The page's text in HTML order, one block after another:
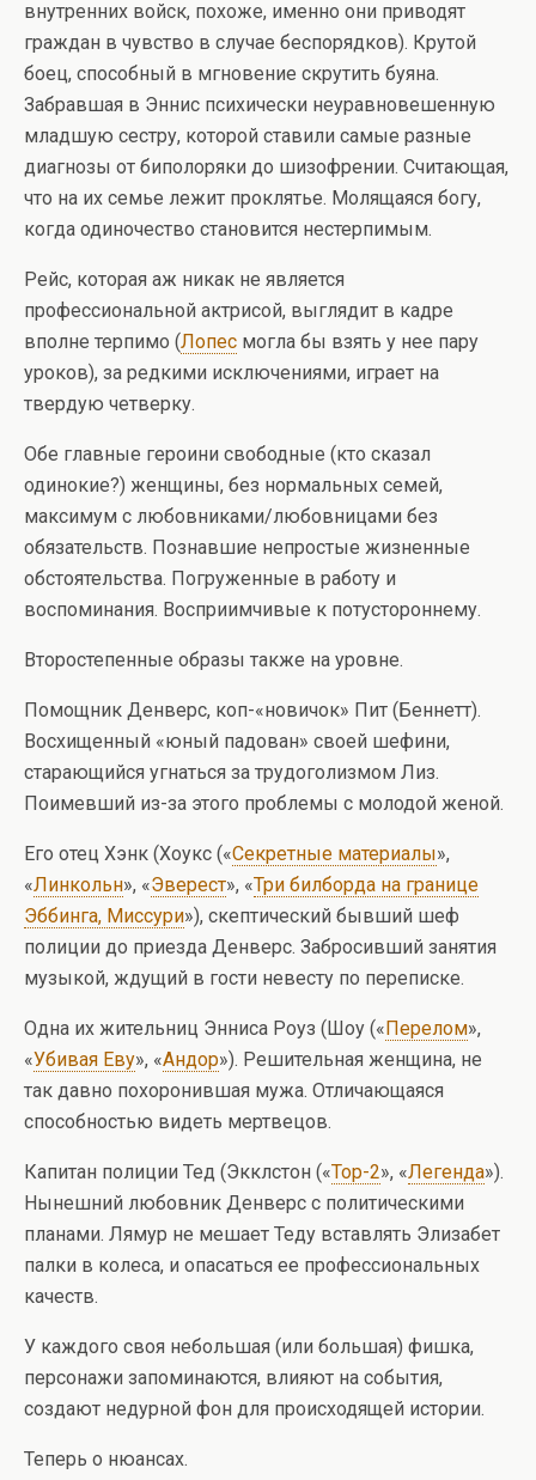
внутренних войск, похоже, именно они приводят
граждан в чувство в случае беспорядков). Крутой
боец, способный в мгновение скрутить буяна.
Забравшая в Эннис психически неуравновешенную
младшую сестру, которой ставили самые разные
диагнозы от биполоряки до шизофрении. Считающая,
что на их семье лежит проклятье. Молящаяся богу,
когда одиночество становится нестерпимым.
Рейс, которая аж никак не является
профессиональной актрисой, выглядит в кадре
вполне терпимо (Лопес могла бы взять у нее пару
уроков), за редкими исключениями, играет на
твердую четверку.
Обе главные героини свободные (кто сказал
одинокие?) женщины, без нормальных семей,
максимум с любовниками/любовницами без
обязательств. Познавшие непростые жизненные
обстоятельства. Погруженные в работу и
воспоминания. Восприимчивые к потустороннему.
Второстепенные образы также на уровне.
Помощник Денверс, коп-«новичок» Пит (Беннетт).
Восхищенный «юный падован» своей шефини,
старающийся угнаться за трудоголизмом Лиз.
Поимевший из-за этого проблемы с молодой женой.
Его отец Хэнк (Хоукс («Секретные материалы»,
«Линкольн», «Эверест», «Три билборда на границе
Эббинга, Миссури»), скептический бывший шеф
полиции до приезда Денверс. Забросивший занятия
музыкой, ждущий в гости невесту по переписке.
Одна их жительниц Энниса Роуз (Шоу (« Перелом»,
«Убивая Еву», «Андор»). Решительная женщина, не
так давно похоронившая мужа. Отличающаяся
способностью видеть мертвецов.
Капитан полиции Тед (Экклстон («Тор-2», «Легенда»).
Нынешний любовник Денверс с политическими
планами. Лямур не мешает Теду вставлять Элизабет
палки в колеса, и опасаться ее профессиональных
качеств.
У каждого своя небольшая (или большая) фишка,
персонажи запоминаются, влияют на события,
создают недурной фон для происходящей истории.
Теперь о нюансах.